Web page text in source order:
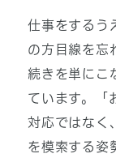
仕事をするう
の方目線を忘
続きを単にこ
ています。「
対応ではなく
を模索する姿